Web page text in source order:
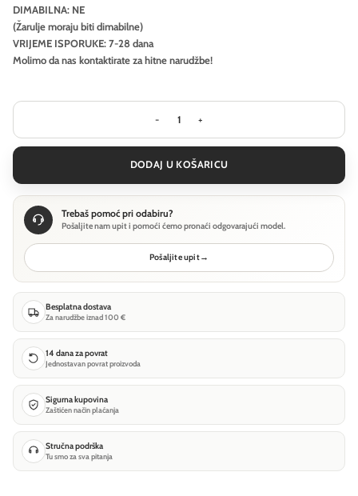
DIMABILNA: NE
(Žarulje moraju biti dimabilne)
VRIJEME ISPORUKE: 7-28 dana
Molimo da nas kontaktirate za hitne narudžbe!
Stropna svjetiljka Ideal Lux HALO
DODAJ U KOŠARICU
Trebaš pomoć pri odabiru?
Pošaljite nam upit i pomoći ćemo pronaći odgovarajući model.
Pošaljite upit→
Besplatna dostava
Za narudžbe iznad 100 €
14 dana za povrat
Jednostavan povrat proizvoda
Sigurna kupovina
Zaštićen način plaćanja
Stručna podrška
Tu smo za sva pitanja